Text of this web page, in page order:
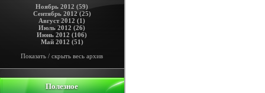
Ноябрь 2012 (59)
Сентябрь 2012 (25)
Август 2012 (1)
Июль 2012 (26)
Июнь 2012 (106)
Май 2012 (51)
Показать / скрыть весь архив
Полезное